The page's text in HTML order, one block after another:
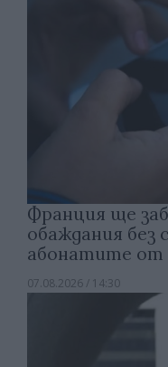
Франция ще
обаждания без
абонатите от
07.08.2026 / 14:30